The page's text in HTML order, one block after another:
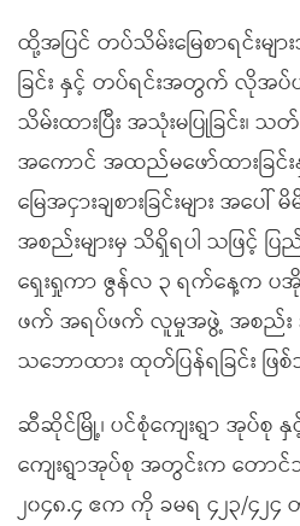
ထို့အပြင် တပ်သိမ်းမြေစာရင်းမျာ
ခြင်း နှင့် တပ်ရင်းအတွက် လိုအ
သိမ်းထားပြီး အသုံးမပြုခြင်း
အကောင် အထည်မဖော်ထားခြင်
မြေအငှားချစားခြင်းများ အ
အစည်းများမှ သိရှိရပါ သဖြင့်
ရှေးရှုကာ ဇွန်လ ၃ ရက်နေ့က ပအို
ဖက် အရပ်ဖက် လူမှုအဖွဲ့ အစည်း
သဘောထား ထုတ်ပြန်ရခြင်း
ဆီဆိုင်မြို့၊ ပင်စုံကျေးရွာ အုပ်စု နှ
ကျေးရွာအုပ်စု အတွင်းက တောင်
၂၀၄၈.၄ ဧက ကို ခမရ ၄၂၃/၄၂၄ တ